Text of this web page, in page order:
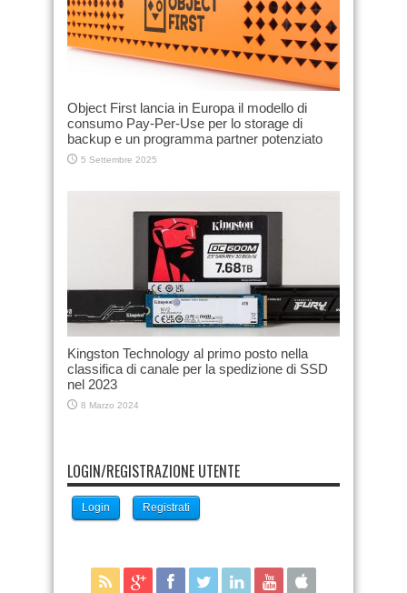
Object First lancia in Europa il modello di
consumo Pay-Per-Use per lo storage di
backup e un programma partner potenziato
5 Settembre 2025
Kingston Technology al primo posto nella
classifica di canale per la spedizione di SSD
nel 2023
8 Marzo 2024
LOGIN/REGISTRAZIONE UTENTE
Login Registrati